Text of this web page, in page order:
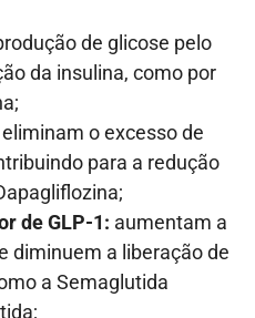
de glicose pelo
da insulina, como por
eliminam o excesso de
para a redução
de GLP-1: aumentam a
diminuem a liberação de
a Semaglutida